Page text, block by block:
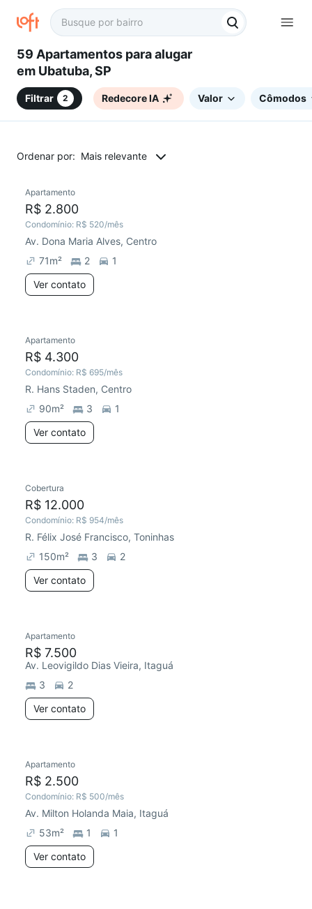
59 Apartamentos para alugar
em Ubatuba, SP
Filtrar 2 Redecore IA Valor Cômodos
Ordenar por: Mais relevante
Redecorar
Apartamento
R$ 2.800
Condomínio: R$ 520/mês
Av. Dona Maria Alves, Centro
71m² 2
1
Ver contato
Redecorar
Apartamento
R$ 4.300
Condomínio: R$ 695/mês
R. Hans Staden, Centro
90m² 3
1
Ver contato
Cobertura
R$ 12.000
Condomínio: R$ 954/mês
R. Félix José Francisco, Toninhas
150m² 3
2
Ver contato
Apartamento
R$ 7.500
Av. Leovigildo Dias Vieira, Itaguá
3
2
Ver contato
Apartamento
R$ 2.500
Condomínio: R$ 500/mês
Av. Milton Holanda Maia, Itaguá
53m² 1
1
Ver contato